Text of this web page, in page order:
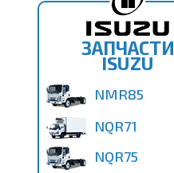
ЗАПЧАСТИ
ISUZU
NMR85
NQR71
NQR75